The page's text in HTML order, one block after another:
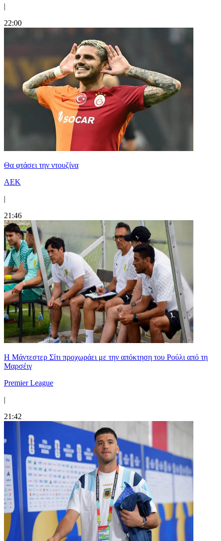
|
22:00
Θα φτάσει την ντουζίνα
ΑΕΚ
|
21:46
Η Μάντεστερ Σίτι προχωράει με την απόκτηση του Ρούλι από τη
Μαρσέιγ
Premier League
|
21:42